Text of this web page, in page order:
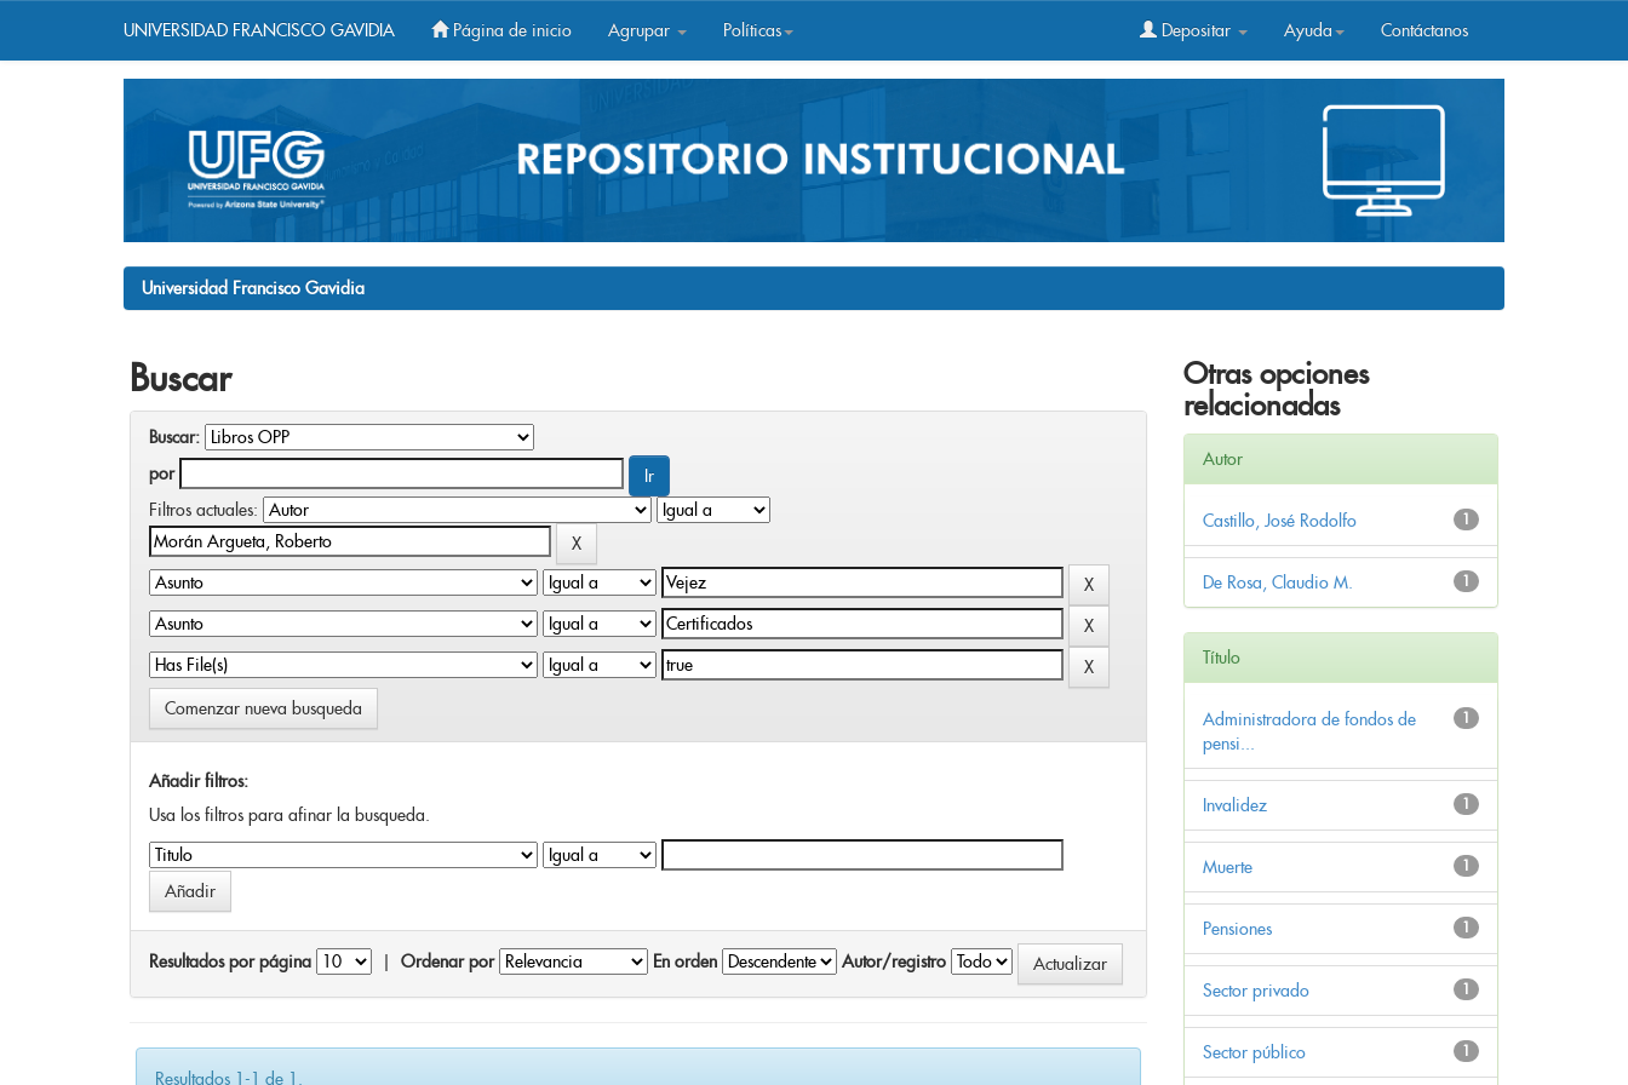
UNIVERSIDAD FRANCISCO GAVIDIA Página de inicio Agrupar Políticas Depositar Ayuda Contáctanos
Universidad Francisco Gavidia
Buscar
Buscar:
por
Filtros actuales:
Comenzar nueva busqueda
Añadir filtros:
Usa los filtros para afinar la busqueda.
Resultados por página Ordenar por En orden Autor/registro
Resultados 1-1 de 1.
Otras opciones
relacionadas
Autor
1
Castillo, José Rodolfo
1
De Rosa, Claudio M.
Título
1
Administradora de fondos de
pensi...
1
Invalidez
1
Muerte
1
Pensiones
1
Sector privado
1
Sector público